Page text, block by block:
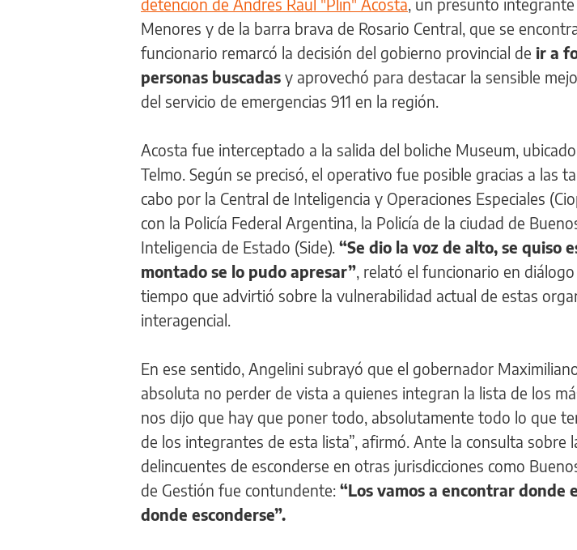
detención de Andrés Raúl "Plin" Acosta, un presunto
Menores y de la barra brava de Rosario Central, que se
funcionario remarcó la decisión del gobierno provincial de ir a
personas buscadas y aprovechó para destacar la sensible
del servicio de emergencias 911 en la región.
Acosta fue interceptado a la salida del boliche Museum,
Telmo. Según se precisó, el operativo fue posible gracias a las
cabo por la Central de Inteligencia y Operaciones Especiales
con la Policía Federal Argentina, la Policía de la ciudad de
Inteligencia de Estado (Side). “Se dio la voz de alto, se quiso
montado se lo pudo apresar”, relató el funcionario en
tiempo que advirtió sobre la vulnerabilidad actual de estas
interagencial.
En ese sentido, Angelini subrayó que el gobernador
absoluta no perder de vista a quienes integran la lista de los
nos dijo que hay que poner todo, absolutamente todo lo que
de los integrantes de esta lista”, afirmó. Ante la consulta sobre
delincuentes de esconderse en otras jurisdicciones como
de Gestión fue contundente: “Los vamos a encontrar donde
donde esconderse”.